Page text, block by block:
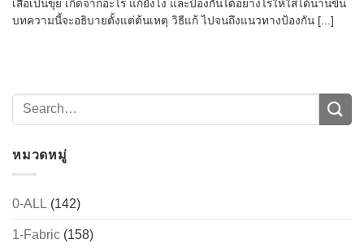
เสื้อเป็นขุย เกิดจากอะไร แก้ยังไง และป้องกันได้อย่างไรให้ใส่ได้นานขึ้น
บทความนี้จะอธิบายตั้งแต่ต้นเหตุ วิธีแก้ ไปจนถึงแนวทางป้องกัน [...]
หมวดหมู่
0-ALL (142)
1-Fabric (158)